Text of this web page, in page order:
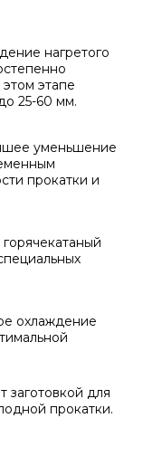
нагретого
этапе
25-60 мм.
уменьшение
прокатки и
охлаждение
заготовкой для
прокатки.